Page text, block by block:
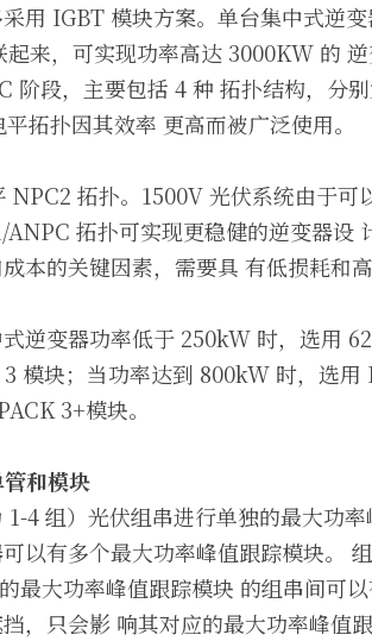
用 IGBT 模块方案。单台集中式逆
来，可实现功率高达 3000KW 的
阶段，主要包括 4 种 拓扑结构，分
拓扑因其效率 更高而被广泛使用。
NPC2 拓扑。1500V 光伏系统由于可
拓扑可实现更稳健的逆变器设
本的关键因素，需要具 有低损耗和
逆变器功率低于 250kW 时，选用
模块；当功率达到 800kW 时，选
3+模块。
和模块
4 组）光伏组串进行单独的最大功
以有多个最大功率峰值跟踪模块。
最大功率峰值跟踪模块 的组串间可
，只会影 响其对应的最大功率峰值